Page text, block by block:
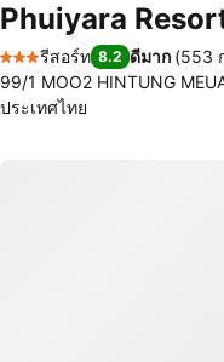
Phuiyara
3 ดาว
รีสอร์ท 8.2 ดีมาก (553
99/1 MOO2 HINTUNG
ประเทศไทย